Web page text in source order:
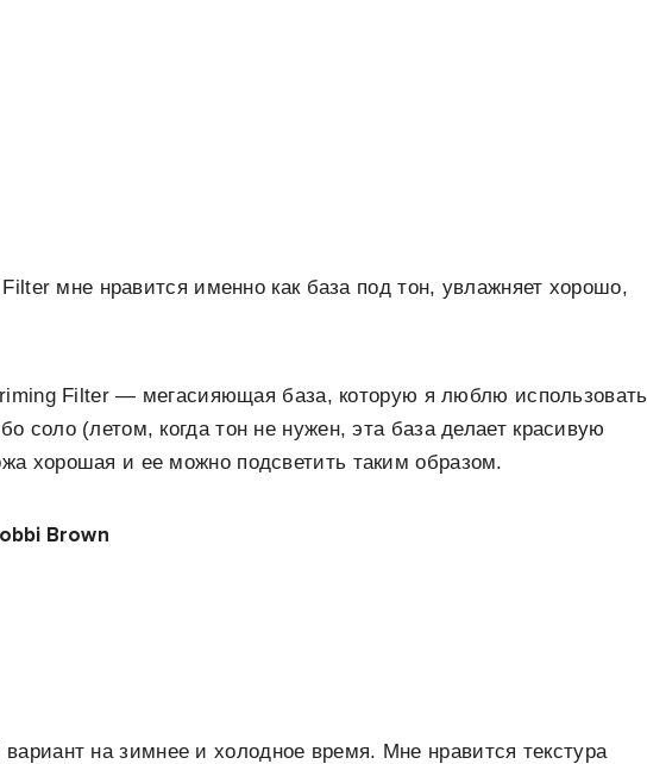
мне нравится именно как база под тон, увлажняет хорошо,
Filter — мегасияющая база, которую я люблю использовать
соло (летом, когда тон не нужен, эта база делает красивую
хорошая и ее можно подсветить таким образом.
Brown
на зимнее и холодное время. Мне нравится текстура